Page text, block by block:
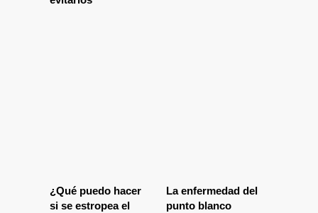
¿Qué puedo hacer
si se estropea el
La enfermedad del
punto blanco